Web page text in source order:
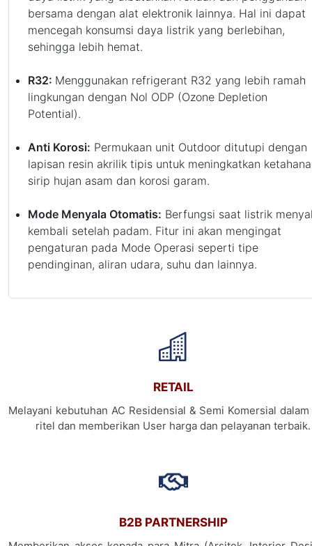
bersama dengan alat elektronik lainnya. Hal ini dapat
mencegah konsumsi daya listrik yang berlebihan,
sehingga lebih hemat.
R32: Menggunakan refrigerant R32 yang lebih ramah
lingkungan dengan Nol ODP (Ozone Depletion
Potential).
Anti Korosi: Permukaan unit Outdoor ditutupi dengan
lapisan resin akrilik tipis untuk meningkatkan
sirip hujan asam dan korosi garam.
Mode Menyala Otomatis: Berfungsi saat listrik
kembali setelah padam. Fitur ini akan mengingat
pengaturan pada Mode Operasi seperti tipe
pendinginan, aliran udara, suhu dan lainnya.
RETAIL
Melayani kebutuhan AC Residensial & Semi Komersial dalam
ritel dan memberikan User harga dan pelayanan terbaik.
B2B PARTNERSHIP